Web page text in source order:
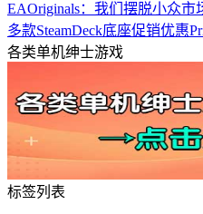
EAOriginals：我们摆脱小众
多款SteamDeck底座促销优惠
各类单机绅士游戏
标签列表